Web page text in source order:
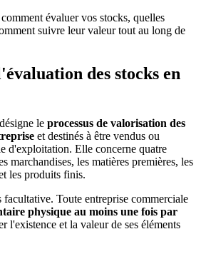
évaluer vos stocks, quelles
suivre leur valeur tout au long de
des stocks en
désigne le processus de valorisation des
et destinés à être vendus ou
d'exploitation. Elle concerne quatre
marchandises, les matières premières, les
les produits finis.
facultative. Toute entreprise commerciale
physique au moins une fois par
l'existence et la valeur de ses éléments